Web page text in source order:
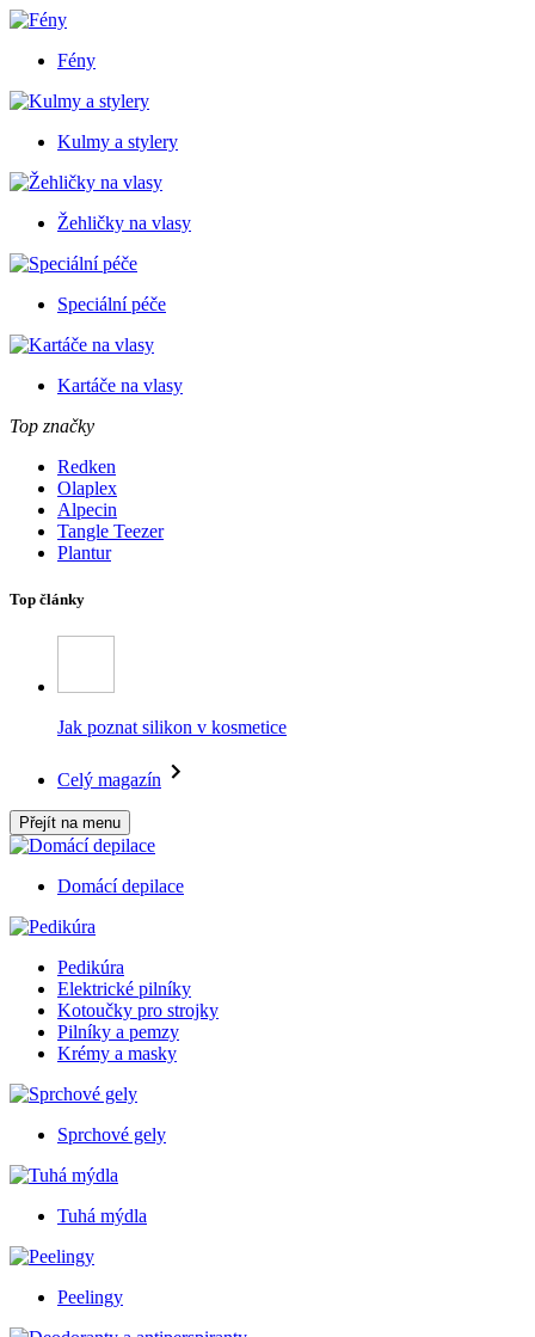
Fény
Kulmy a stylery
Žehličky na vlasy
Speciální péče
Kartáče na vlasy
Top značky
Redken
Olaplex
Alpecin
Tangle Teezer
Plantur
Top články
Jak poznat silikon v kosmetice
Celý magazín
Přejít na menu
Domácí depilace
Pedikúra
Elektrické pilníky
Kotoučky pro strojky
Pilníky a pemzy
Krémy a masky
Sprchové gely
Tuhá mýdla
Peelingy